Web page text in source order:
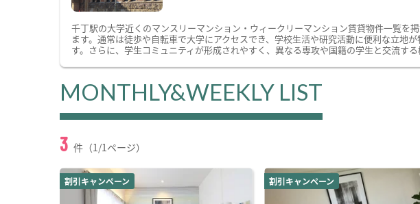
千丁駅の大学近くのマンスリーマンション・ウィークリーマンション賃貸物件一覧
ます。通常は徒歩や自転車で大学にアクセスでき、学校生活や研究活動に便利な立地
す。さらに、学生コミュニティが形成されやすく、異なる専攻や国籍の学生と交流する
MONTHLY&WEEKLY LIST
3 件（1/1ページ）
割引キャンペーン 割引キャンペーン